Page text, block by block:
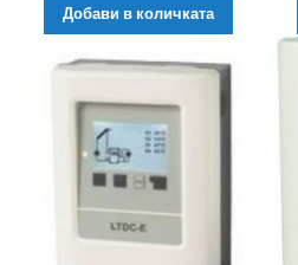
Добави в количката